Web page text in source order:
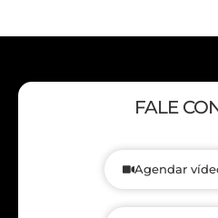
FALE
Agendar